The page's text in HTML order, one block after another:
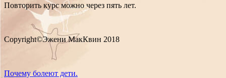
Повторить курс можно через пять лет.
Copyright©Эжени МакКвин 2018
Почему болеют дети.